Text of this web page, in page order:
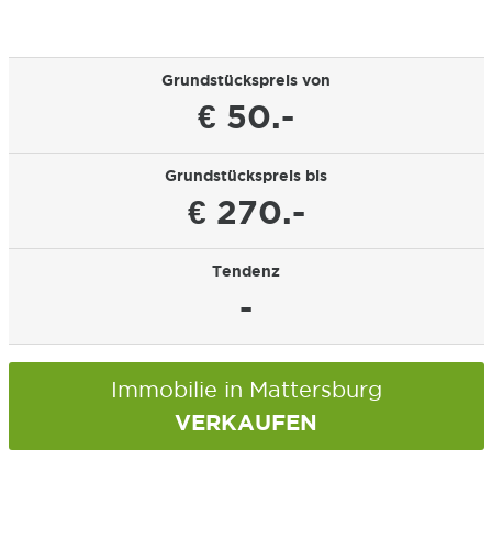
Grundstückspreis von
€ 50.-
Grundstückspreis bis
€ 270.-
Tendenz
-
Immobilie in Mattersburg
VERKAUFEN